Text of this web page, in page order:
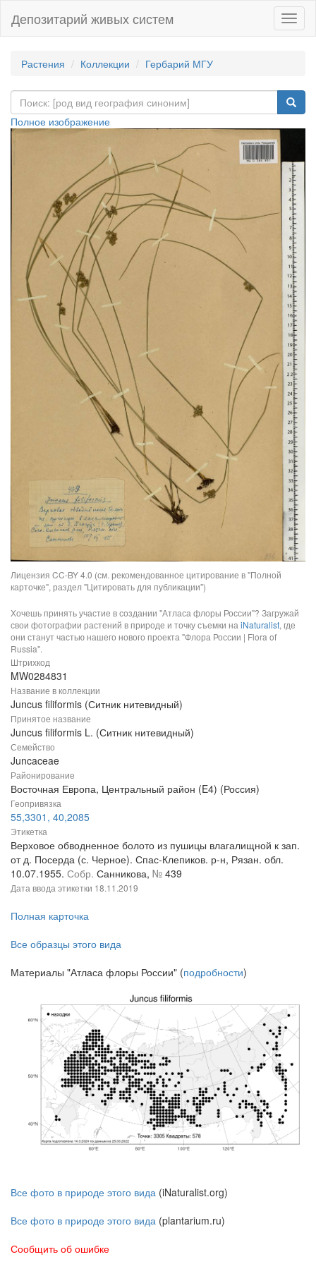
Депозитарий живых систем
Растения Коллекции Гербарий МГУ
Полное изображение
Лицензия CC-BY 4.0 (см. рекомендованное цитирование в "Полной
карточке", раздел "Цитировать для публикации")
Хочешь принять участие в создании "Атласа флоры России"? Загружай
свои фотографии растений в природе и точку съемки на iNaturalist, где
они станут частью нашего нового проекта "Флора России | Flora of
Russia".
Штрихкод
MW0284831
Название в коллекции
Juncus filiformis (Ситник нитевидный)
Принятое название
Juncus filiformis L. (Ситник нитевидный)
Семейство
Juncaceae
Районирование
Восточная Европа, Центральный район (E4) (Россия)
Геопривязка
55,3301, 40,2085
Этикетка
Верховое обводненное болото из пушицы влагалищной к зап.
от д. Посерда (с. Черное). Спас-Клепиков. р-н, Рязан. обл.
10.07.1955. Собр. Санникова, № 439
Дата ввода этикетки 18.11.2019
Полная карточка
Все образцы этого вида
Материалы "Атласа флоры России" (подробности)
Все фото в природе этого вида (iNaturalist.org)
Все фото в природе этого вида (plantarium.ru)
Сообщить об ошибке